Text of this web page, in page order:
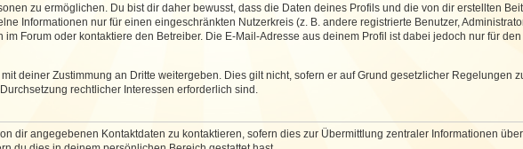
zu ermöglichen. Du bist dir daher bewusst, dass die Daten deines Profils und die von dir erstellten
Informationen nur für einen eingeschränkten Nutzerkreis (z. B. andere registrierte Benutzer,
Forum oder kontaktiere den Betreiber. Die E-Mail-Adresse aus deinem Profil ist dabei jedoch nur für
deiner Zustimmung an Dritte weitergeben. Dies gilt nicht, sofern er auf Grund gesetzlicher Regelungen
rechtlicher Interessen erforderlich sind.
dir angegebenen Kontaktdaten zu kontaktieren, sofern dies zur Übermittlung zentraler Informationen